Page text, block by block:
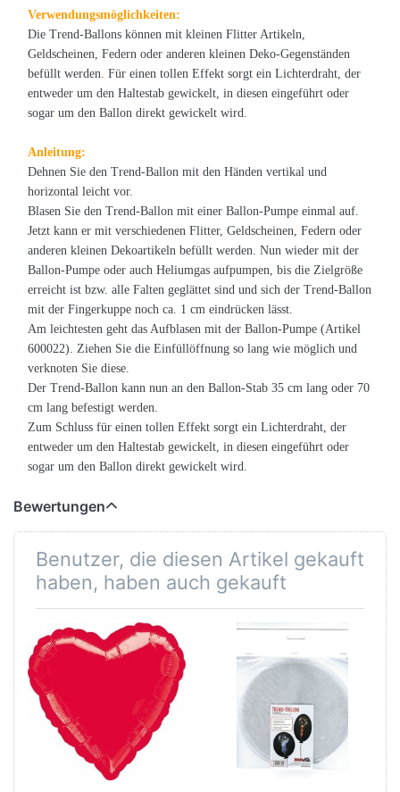
Verwendungsmöglichkeiten:
Die Trend-Ballons können mit kleinen Flitter Artikeln,
Geldscheinen, Federn oder anderen kleinen Deko-Gegenständen
befüllt werden. Für einen tollen Effekt sorgt ein Lichterdraht, der
entweder um den Haltestab gewickelt, in diesen eingeführt oder
sogar um den Ballon direkt gewickelt wird.
Anleitung:
Dehnen Sie den Trend-Ballon mit den Händen vertikal und
horizontal leicht vor.
Blasen Sie den Trend-Ballon mit einer Ballon-Pumpe einmal auf.
Jetzt kann er mit verschiedenen Flitter, Geldscheinen, Federn oder
anderen kleinen Dekoartikeln befüllt werden. Nun wieder mit der
Ballon-Pumpe oder auch Heliumgas aufpumpen, bis die Zielgröße
erreicht ist bzw. alle Falten geglättet sind und sich der Trend-Ballon
mit der Fingerkuppe noch ca. 1 cm eindrücken lässt.
Am leichtesten geht das Aufblasen mit der Ballon-Pumpe (Artikel
600022). Ziehen Sie die Einfüllöffnung so lang wie möglich und
verknoten Sie diese.
Der Trend-Ballon kann nun an den Ballon-Stab 35 cm lang oder 70
cm lang befestigt werden.
Zum Schluss für einen tollen Effekt sorgt ein Lichterdraht, der
entweder um den Haltestab gewickelt, in diesen eingeführt oder
sogar um den Ballon direkt gewickelt wird.
Bewertungen
Benutzer, die diesen Artikel gekauft
haben, haben auch gekauft